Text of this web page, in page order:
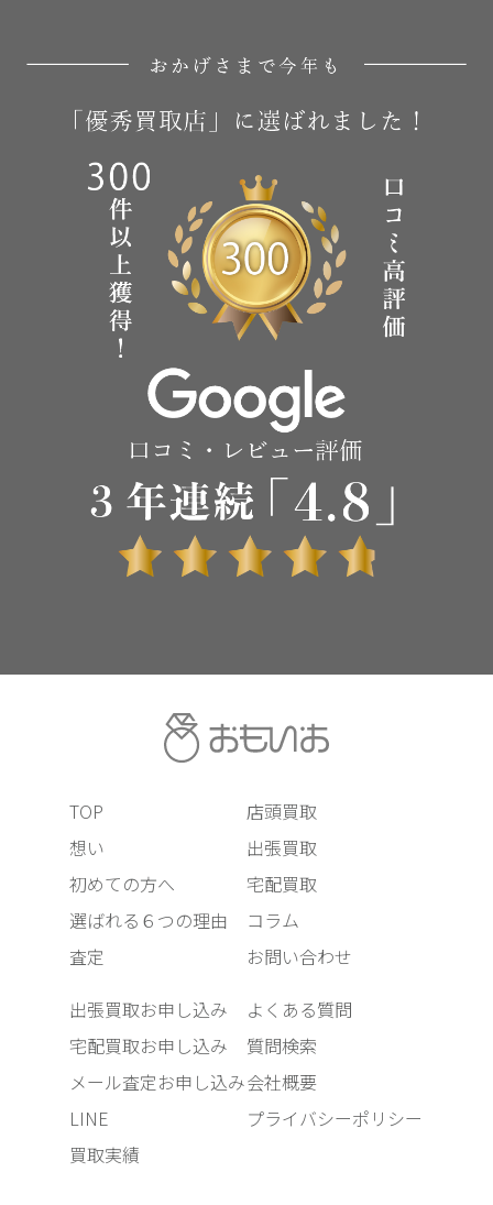
TOP
想い
初めての方へ
選ばれる６つの理由
査定
店頭買取
出張買取
宅配買取
コラム
お問い合わせ
出張買取お申し込み
宅配買取お申し込み
メール査定お申し込み
LINE
買取実績
よくある質問
質問検索
会社概要
プライバシーポリシー